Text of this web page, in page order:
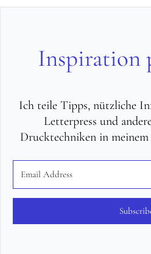
Inspiration
Ich teile Tipps, nützliche
Letterpress und
Drucktechniken in meinem